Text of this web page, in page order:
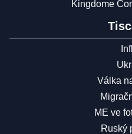
Kingdome
Válka
ME ve
Ruský